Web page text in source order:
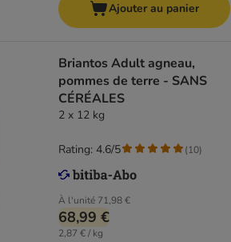
Ajouter au panier
Briantos Adult agneau,
pommes de terre - SANS
CÉRÉALES
2 x 12 kg
À l'unité 71,98 €
68,99 €
2,87 € / kg
Rating: 4.6/5 (10)